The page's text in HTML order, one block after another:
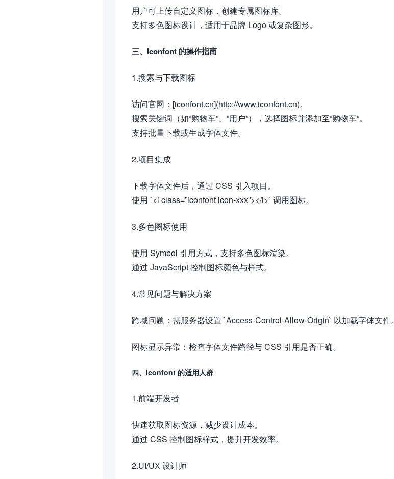
用户可上传自定义图标，创建专属图标库。
支持多色图标设计，适用于品牌 Logo 或复杂图形。
三、Iconfont 的操作指南
1.搜索与下载图标
访问官网：[iconfont.cn](http://www.iconfont.cn)。
搜索关键词（如“购物车”、“用户”），选择图标并添加至“购物车”。
支持批量下载或生成字体文件。
2.项目集成
下载字体文件后，通过 CSS 引入项目。
使用 `<i class=”iconfont icon-xxx”></i>` 调用图标。
3.多色图标使用
使用 Symbol 引用方式，支持多色图标渲染。
通过 JavaScript 控制图标颜色与样式。
4.常见问题与解决方案
跨域问题：需服务器设置 `Access-Control-Allow-Origin` 以加载字体文件。
图标显示异常：检查字体文件路径与 CSS 引用是否正确。
四、Iconfont 的适用人群
1.前端开发者
快速获取图标资源，减少设计成本。
通过 CSS 控制图标样式，提升开发效率。
2.UI/UX 设计师